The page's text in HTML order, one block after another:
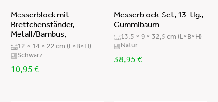
Messerblock mit
Brettchenständer,
Metall/Bambus,
12 × 14 × 22 cm (L×B×H)
Schwarz
10,95€
Messerblock-Set, 13-tlg.,
Gummibaum
13,5 × 9 × 32,5 cm (L×B×H)
Natur
38,95 €